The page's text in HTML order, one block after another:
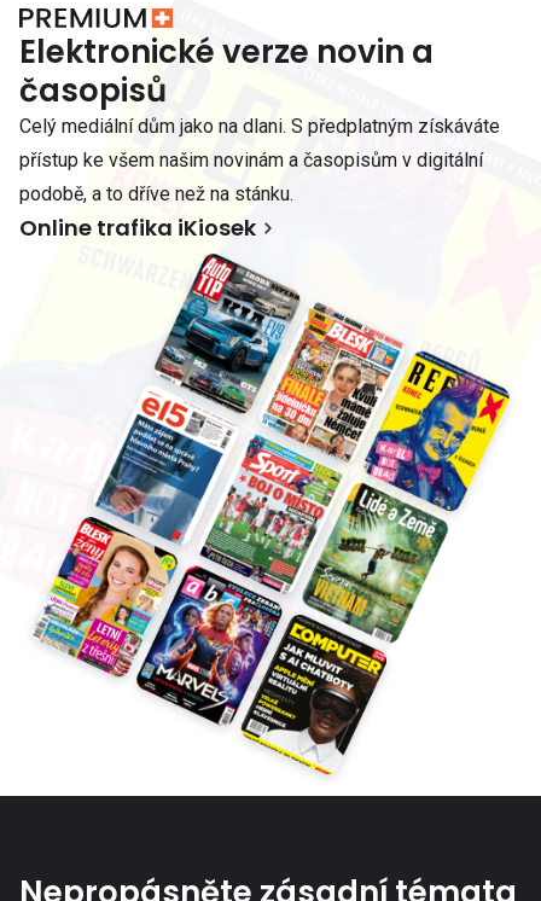
Elektronické verze novin a
časopisů
Celý mediální dům jako na dlani. S předplatným získáváte
přístup ke všem našim novinám a časopisům v digitální
podobě, a to dříve než na stánku.
Online trafika iKiosek